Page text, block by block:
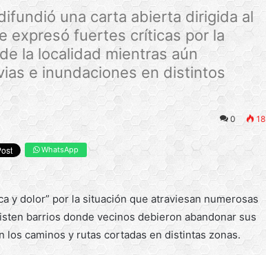
una carta abierta dirigida al
expresó fuertes críticas por la
la localidad mientras aún
e inundaciones en distintos
0 18
WhatsApp
y dolor” por la situación que atraviesan numerosas
barrios donde vecinos debieron abandonar sus
caminos y rutas cortadas en distintas zonas.